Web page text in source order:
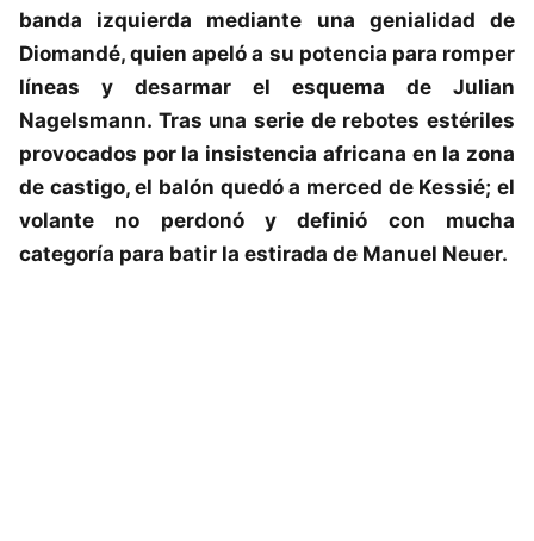
banda izquierda mediante una genialidad de
Diomandé, quien apeló a su potencia para romper
líneas y desarmar el esquema de Julian
Nagelsmann. Tras una serie de rebotes estériles
provocados por la insistencia africana en la zona
de castigo, el balón quedó a merced de Kessié; el
volante no perdonó y definió con mucha
categoría para batir la estirada de Manuel Neuer.